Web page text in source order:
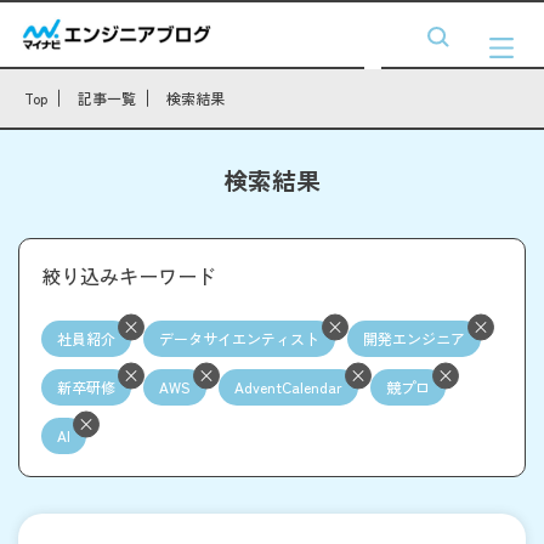
Top 記事一覧 検索結果
検索結果
絞り込みキーワード
社員紹介 データサイエンティスト 開発エンジニア
新卒研修 AWS AdventCalendar 競プロ
AI